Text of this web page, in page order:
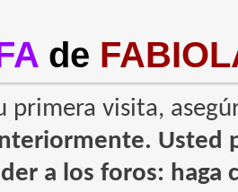
de
primera visita,
Usted
a los foros: haga